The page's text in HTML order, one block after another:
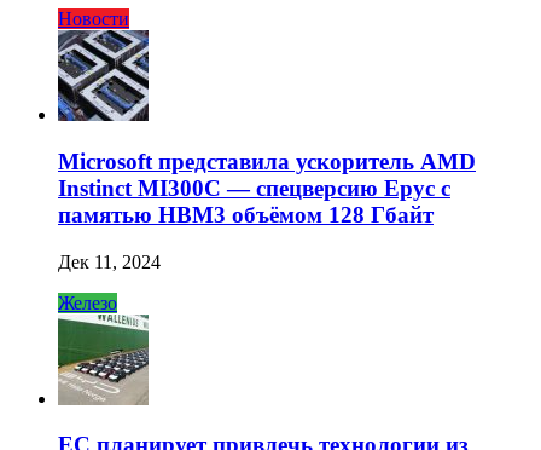
Новости
Microsoft представила ускоритель AMD
Instinct MI300C — спецверсию Epyc с
памятью HBM3 объёмом 128 Гбайт
Дек 11, 2024
Железо